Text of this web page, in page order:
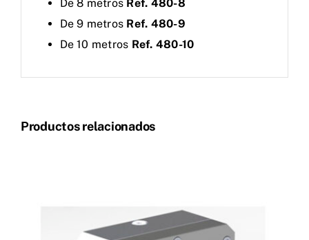
De 8 metros Ref. 480-8
De 9 metros Ref. 480-9
De 10 metros Ref. 480-10
Productos relacionados